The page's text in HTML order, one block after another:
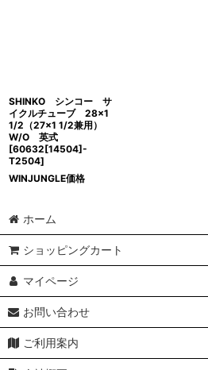
SHINKO シンコー サ
イクルチューブ 28×1
1/2（27×1 1/2兼用）
W/O 英式
[60632[14504]-
T2504]
WINJUNGLE価格
ホーム
ショッピングカート
マイページ
お問い合わせ
ご利用案内